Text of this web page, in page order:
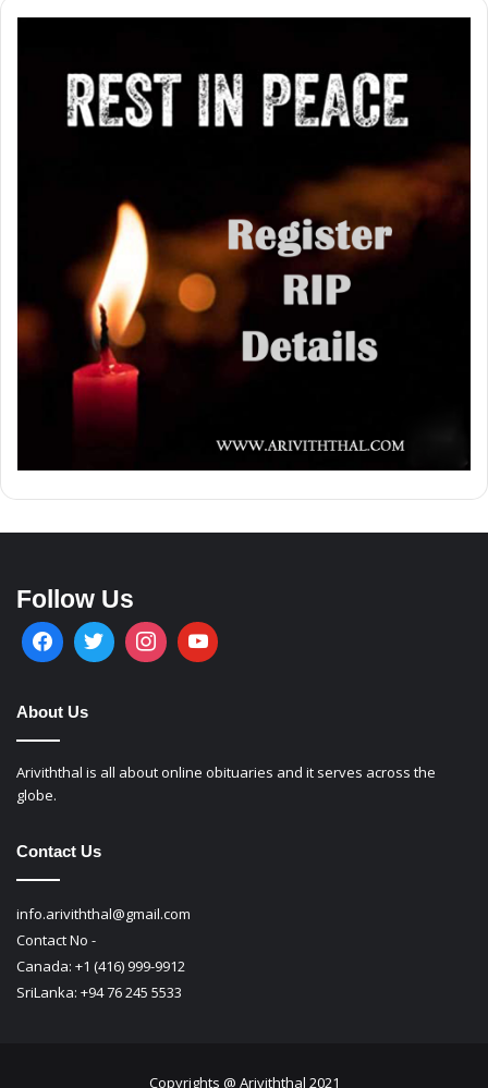
Follow Us
About Us
Ariviththal is all about online obituaries and it serves across the
globe.
Contact Us
info.ariviththal@gmail.com
Contact No -
Canada: +1 (416) 999-9912
SriLanka: +94 76 245 5533
Copyrights @ Ariviththal 2021